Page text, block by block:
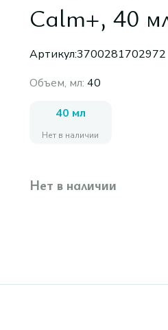
Calm+, 40
Артикул:3700281702972
Объем, мл: 40
40 мл
Нет в наличии
Нет в наличии